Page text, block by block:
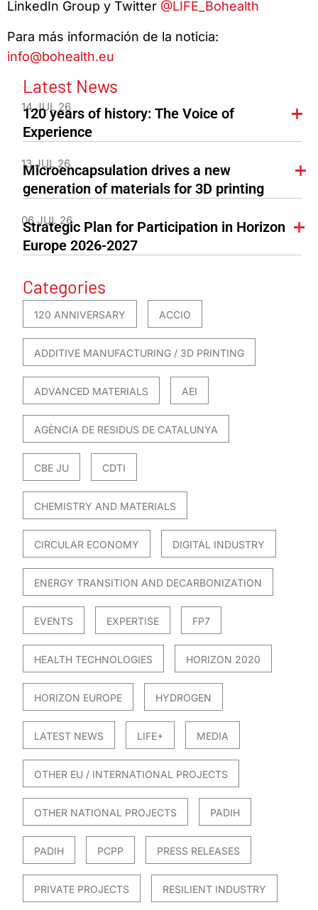
LinkedIn Group y Twitter @LIFE_Bohealth
Para más información de la noticia:
info@bohealth.eu
Latest News
14 JUL 26
120 years of history: The Voice of
Experience
13 JUL 26
Microencapsulation drives a new
generation of materials for 3D printing
06 JUL 26
Strategic Plan for Participation in Horizon
Europe 2026-2027
Categories
120 ANNIVERSARY ACCIO
ADDITIVE MANUFACTURING / 3D PRINTING
ADVANCED MATERIALS AEI
AGÈNCIA DE RESIDUS DE CATALUNYA
CBE JU CDTI
CHEMISTRY AND MATERIALS
CIRCULAR ECONOMY DIGITAL INDUSTRY
ENERGY TRANSITION AND DECARBONIZATION
EVENTS EXPERTISE FP7
HEALTH TECHNOLOGIES HORIZON 2020
HORIZON EUROPE HYDROGEN
LATEST NEWS LIFE+ MEDIA
OTHER EU / INTERNATIONAL PROJECTS
OTHER NATIONAL PROJECTS PADIH
PADIH PCPP PRESS RELEASES
PRIVATE PROJECTS RESILIENT INDUSTRY